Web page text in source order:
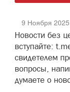
9 Ноября 2025
Новости без
вступайте:
свидетелем
вопросы,
думаете о